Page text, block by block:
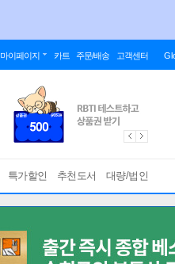
마이페이지 카트 주문/배송 고객센터
특가할인 추천도서 대량/법인